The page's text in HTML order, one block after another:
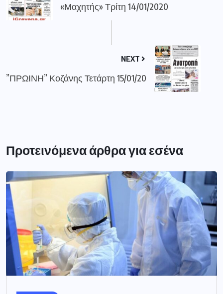
«Μαχητής» Τρίτη 14/01/2020
NEXT
”ΠΡΩΙΝΗ” Κοζάνης Τετάρτη 15/01/20
Προτεινόμενα άρθρα για εσένα